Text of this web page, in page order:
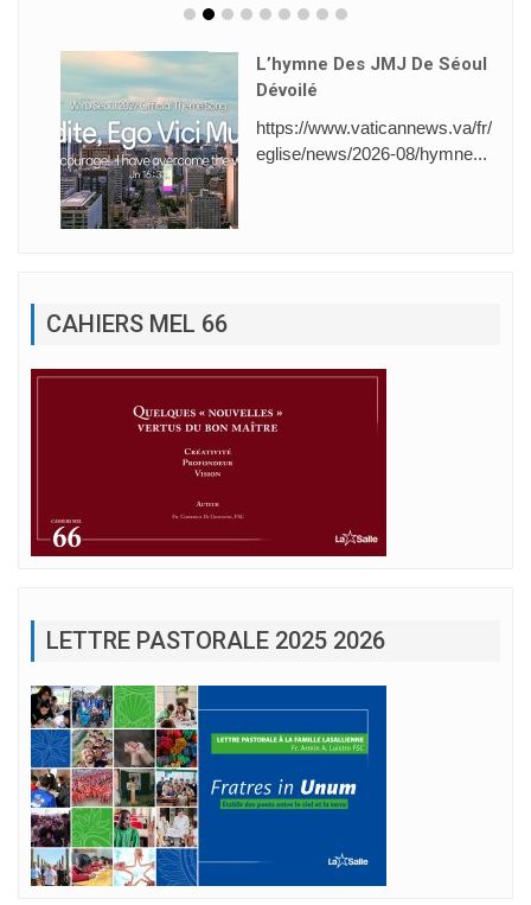
L’hymne Des JMJ De Séoul
Dévoilé
https://www.vaticannews.va/fr/
eglise/news/2026-08/hymne...
CAHIERS MEL 66
LETTRE PASTORALE 2025 2026